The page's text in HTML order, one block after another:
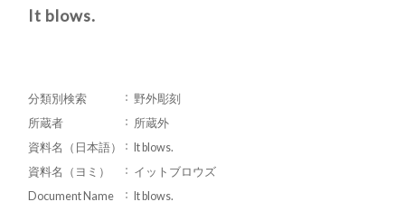
It blows.
分類別検索
野外彫刻
所蔵者
所蔵外
資料名（日本語）
It blows.
資料名（ヨミ）
イットブロウズ
Document Name
It blows.